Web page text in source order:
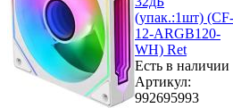
(упак.:1шт) (CF-
12-ARGB120-
WH) Ret
Есть в наличии
Артикул:
992695993